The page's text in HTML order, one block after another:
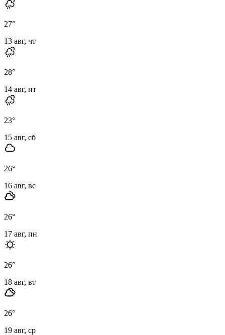
27°
13 авг, чт
28°
14 авг, пт
23°
15 авг, сб
26°
16 авг, вс
26°
17 авг, пн
26°
18 авг, вт
26°
19 авг, ср